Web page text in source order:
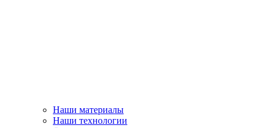
Наши материалы
Наши технологии